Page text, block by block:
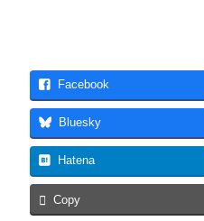
Facebook
Bluesky
Hatena
Copy